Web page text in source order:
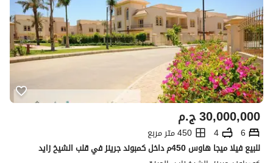
ج.م30,000,000
6
4
450 متر مربع
للبيع فيلا ميجا هاوس 450م داخل كمبوند جرينز في قلب الشيخ زايد